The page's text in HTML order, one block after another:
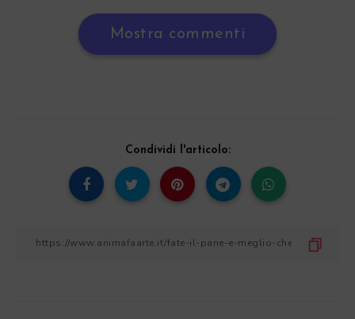
Mostra commenti
Condividi l'articolo: